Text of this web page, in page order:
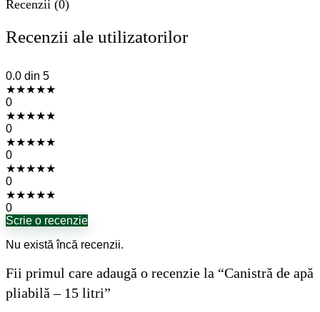
Recenzii (0)
Recenzii ale utilizatorilor
0.0 din 5
★★★★★
0
★★★★★
0
★★★★★
0
★★★★★
0
★★★★★
0
Scrie o recenzie
Nu există încă recenzii.
Fii primul care adaugă o recenzie la “Canistră de apă
pliabilă – 15 litri”